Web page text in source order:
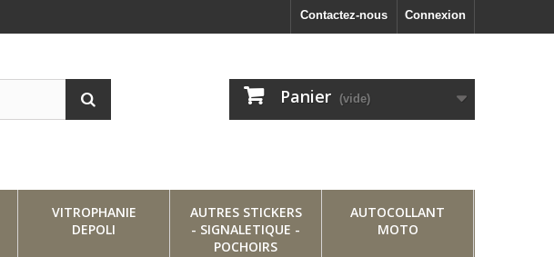
Connexion
Contactez-nous
Panier (vide)
VITROPHANIE
DEPOLI
AUTRES STICKERS
- SIGNALETIQUE -
POCHOIRS
AUTOCOLLANT
MOTO